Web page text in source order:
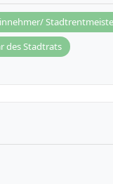
des Stadtrats